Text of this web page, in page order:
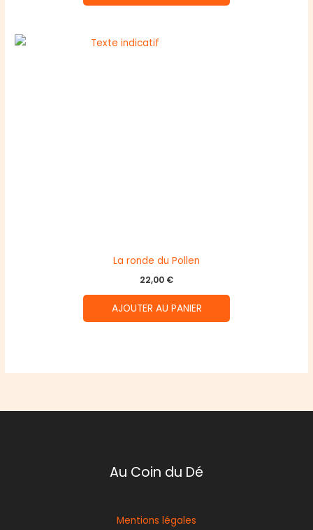
La ronde du Pollen
22,00 €
AJOUTER AU PANIER
Au Coin du Dé
Mentions légales